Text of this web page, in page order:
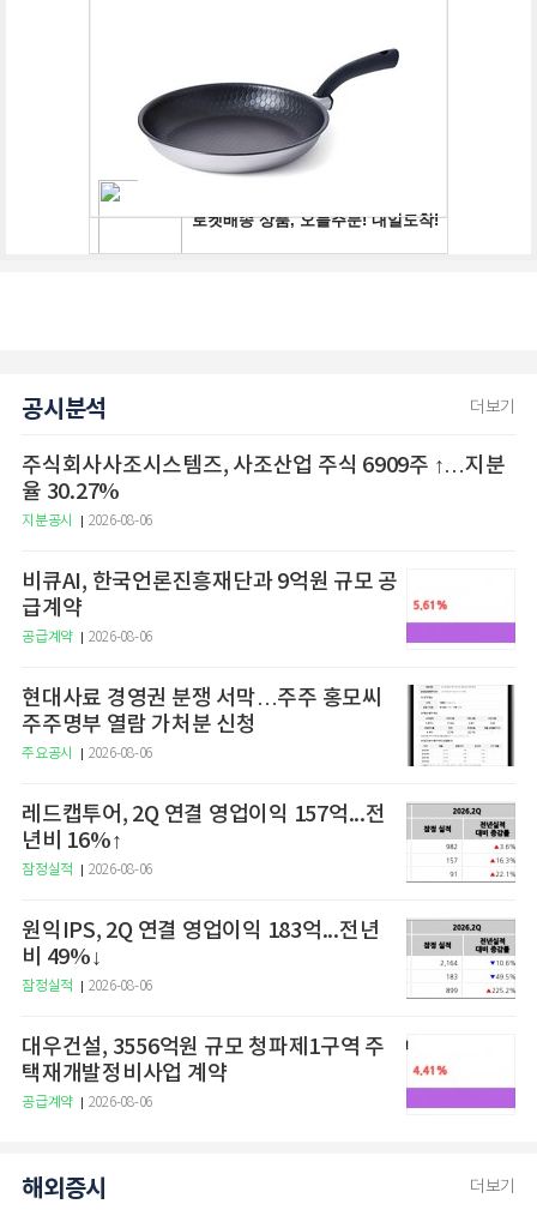
공시분석 더보기
주식회사사조시스템즈, 사조산업 주식 6909주 ↑…지분
율 30.27%
지분공시 2026-08-06
비큐AI, 한국언론진흥재단과 9억원 규모 공
급계약
공급계약 2026-08-06
현대사료 경영권 분쟁 서막…주주 홍모씨
주주명부 열람 가처분 신청
주요공시 2026-08-06
레드캡투어, 2Q 연결 영업이익 157억...전
년비 16%↑
잠정실적 2026-08-06
원익IPS, 2Q 연결 영업이익 183억...전년
비 49%↓
잠정실적 2026-08-06
대우건설, 3556억원 규모 청파제1구역 주
택재개발정비사업 계약
공급계약 2026-08-06
해외증시 더보기